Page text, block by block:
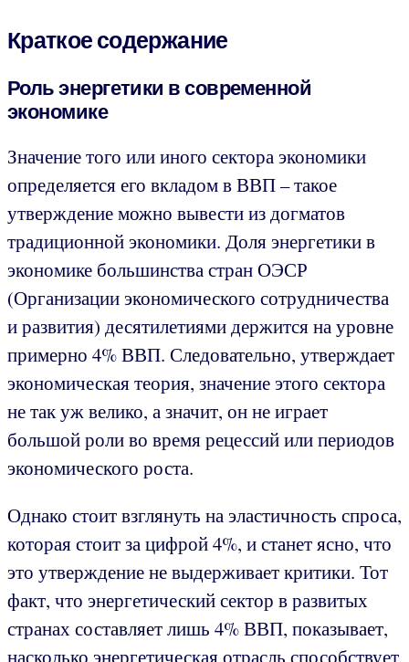
Краткое содержание
Роль энергетики в современной
экономике
Значение того или иного сектора экономики
определяется его вкладом в ВВП – такое
утверждение можно вывести из догматов
традиционной экономики. Доля энергетики в
экономике большинства стран ОЭСР
(Организации экономического сотрудничества
и развития) десятилетиями держится на уровне
примерно 4% ВВП. Следовательно, утверждает
экономическая теория, значение этого сектора
не так уж велико, а значит, он не играет
большой роли во время рецессий или периодов
экономического роста.
Однако стоит взглянуть на эластичность спроса,
которая стоит за цифрой 4%, и станет ясно, что
это утверждение не выдерживает критики. Тот
факт, что энергетический сектор в развитых
странах составляет лишь 4% ВВП, показывает,
насколько энергетическая отрасль способствует